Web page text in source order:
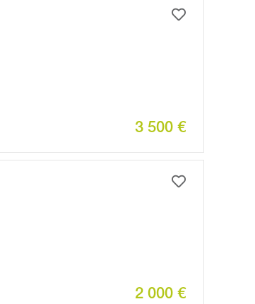
3 500 €
2 000 €